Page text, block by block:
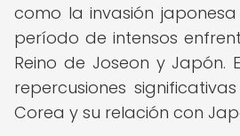
como la invasión
período de intensos
Reino de Joseon y Japón.
repercusiones
Corea y su relación con